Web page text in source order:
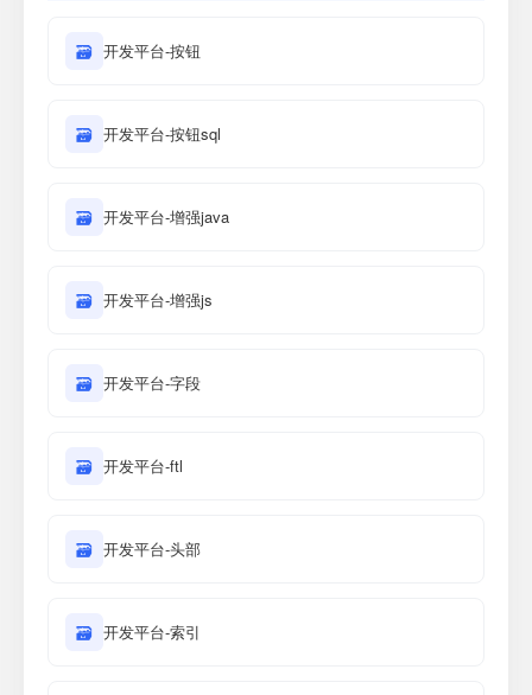
🗃 开发平台-按钮
🗃 开发平台-按钮sql
🗃 开发平台-增强java
🗃 开发平台-增强js
🗃 开发平台-字段
🗃 开发平台-ftl
🗃 开发平台-头部
🗃 开发平台-索引